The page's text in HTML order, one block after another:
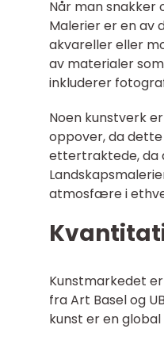
Når man snakker
Malerier er en av
akvareller eller
av materialer
inkluderer
Noen kunstverk
oppover, da
ettertraktede, da
atmosfære i
Kunstmarkedet
fra Art Basel og
kunst er en